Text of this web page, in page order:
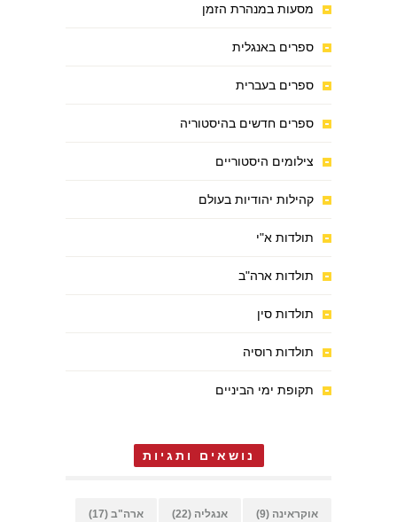
מסעות במנהרת הזמן
ספרים באנגלית
ספרים בעברית
ספרים חדשים בהיסטוריה
צילומים היסטוריים
קהילות יהודיות בעולם
תולדות א"י
תולדות ארה"ב
תולדות סין
תולדות רוסיה
תקופת ימי הביניים
נושאים ותגיות
אוקראינה (9) אנגליה (22) ארה"ב (17)